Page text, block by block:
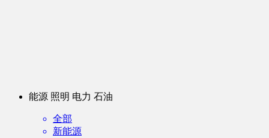
能源 照明 电力 石油
全部
新能源